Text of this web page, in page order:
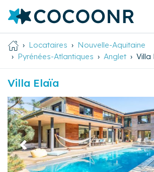
Locataires
Nouvelle-Aquitaine
Pyrénées-Atlantiques
Anglet Villa
Villa Elaïa
Précédent